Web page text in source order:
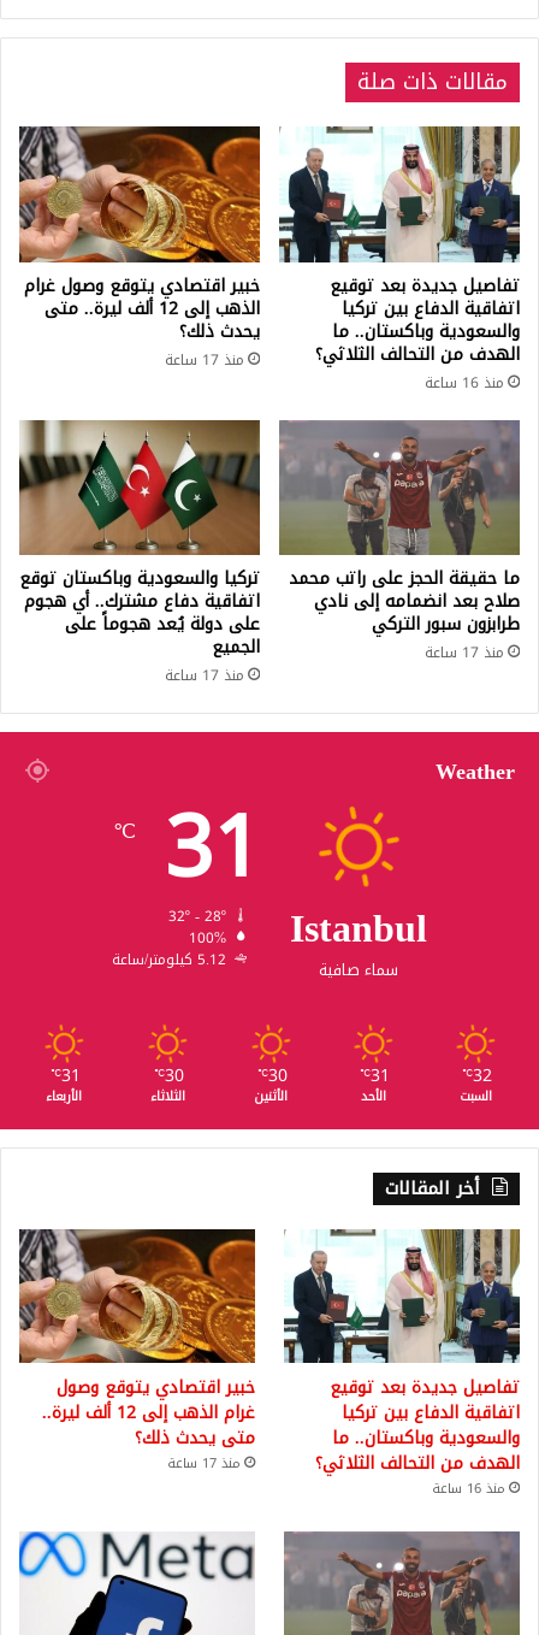
في
وهذه
جنسياتهم.
مقالات ذات صلة
تفاصيل جديدة بعد توقيع
اتفاقية الدفاع بين تركيا
والسعودية وباكستان.. ما
الهدف من التحالف الثلاثي؟
منذ 16 ساعة
خبير اقتصادي يتوقع وصول غرام
الذهب إلى 12 ألف ليرة.. متى
يحدث ذلك؟
منذ 17 ساعة
ما حقيقة الحجز على راتب محمد
صلاح بعد انضمامه إلى نادي
طرابزون سبور التركي
منذ 17 ساعة
تركيا والسعودية وباكستان توقع
اتفاقية دفاع مشترك.. أي هجوم
على دولة يُعد هجوماً على
الجميع
منذ 17 ساعة
Weather
Istanbul
سماء صافية
31
℃
100%
5.12 كيلومتر/ساعة
32
℃
السبت
31
℃
الأحد
30
℃
الأثنين
30
℃
الثلاثاء
31
℃
الأربعاء
أخر المقالات
تفاصيل جديدة بعد توقيع
اتفاقية الدفاع بين تركيا
والسعودية وباكستان.. ما
الهدف من التحالف الثلاثي؟
منذ 16 ساعة
خبير اقتصادي يتوقع وصول
غرام الذهب إلى 12 ألف ليرة..
متى يحدث ذلك؟
منذ 17 ساعة